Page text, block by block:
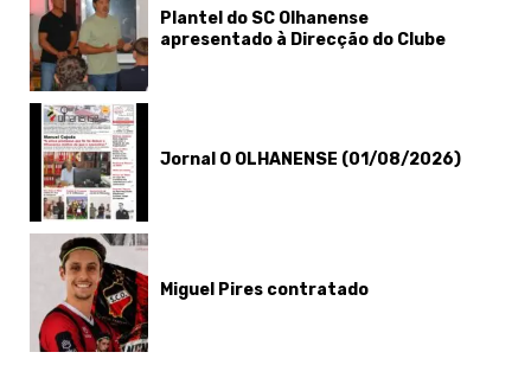
Plantel do SC Olhanense
apresentado à Direcção do Clube
Jornal O OLHANENSE (01/08/2026)
Miguel Pires contratado